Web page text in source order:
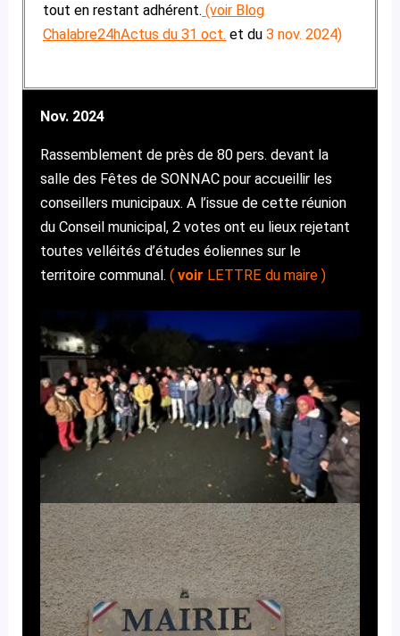
tout en restant adhérent. (voir Blog
Chalabre24hActus du 31 oct. et du3 nov. 2024)
Nov. 2024
Rassemblement de près de 80 pers. devant la
salle des Fêtes de SONNAC pour accueillir les
conseillers municipaux. A l’issue de cette réunion
du Conseil municipal, 2 votes ont eu lieux rejetant
toutes velléités d’études éoliennes sur le
territoire communal.( voir LETTRE du maire)